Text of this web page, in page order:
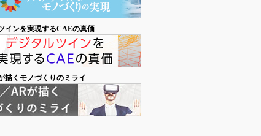
インを実現するCAEの真価
描くモノづくりのミライ